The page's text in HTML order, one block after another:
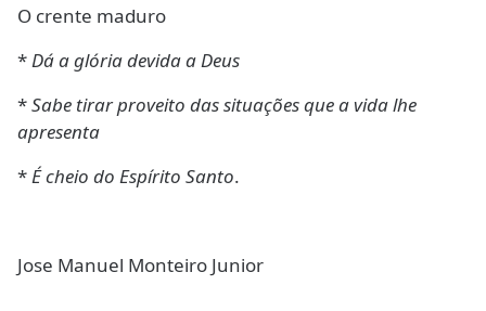
O crente maduro
*Dá a glória devida a Deus
*Sabe tirar proveito das situações que a vida lhe
apresenta
*É cheio do Espírito Santo.
Jose Manuel Monteiro Junior